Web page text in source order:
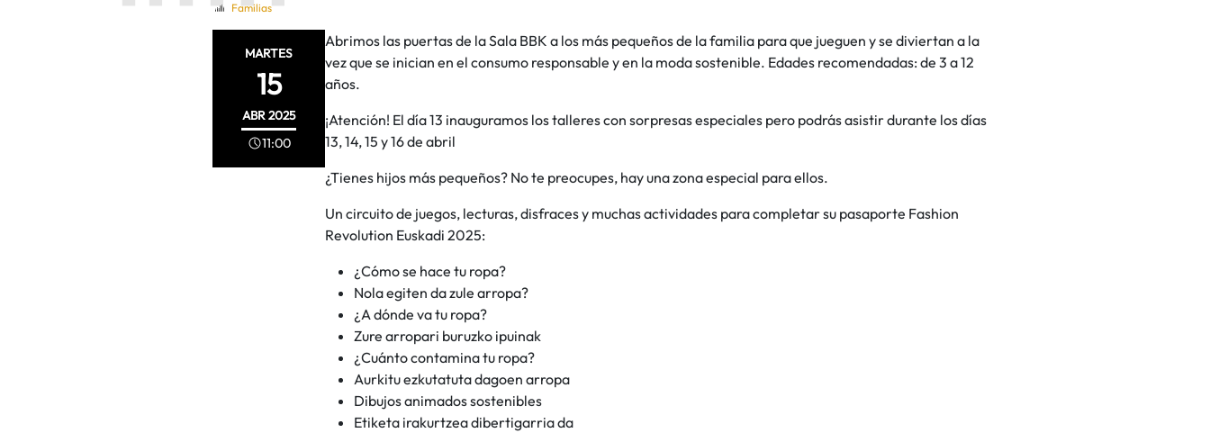
Familias
MARTES
15
ABR2025
11:00
Abrimos las puertas de la Sala BBK a los más pequeños de la familia para que jueguen y se diviertan a la
vez que se inician en el consumo responsable y en la moda sostenible. Edades recomendadas: de 3 a 12
años.
¡Atención! El día 13 inauguramos los talleres con sorpresas especiales pero podrás asistir durante los días
13, 14, 15 y 16 de abril
¿Tienes hijos más pequeños? No te preocupes, hay una zona especial para ellos.
Un circuito de juegos, lecturas, disfraces y muchas actividades para completar su pasaporte Fashion
Revolution Euskadi 2025:
¿Cómo se hace tu ropa?
Nola egiten da zule arropa?
¿A dónde va tu ropa?
Zure arropari buruzko ipuinak
¿Cuánto contamina tu ropa?
Aurkitu ezkutatuta dagoen arropa
Dibujos animados sostenibles
Etiketa irakurtzea dibertigarria da